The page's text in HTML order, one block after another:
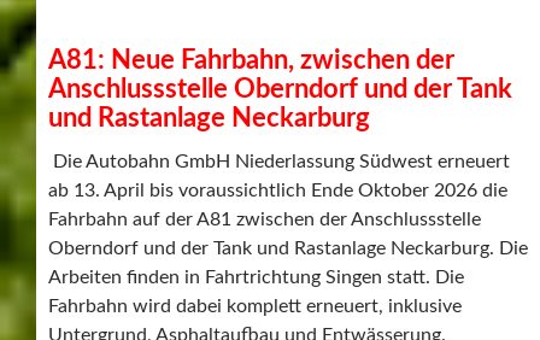
A81: Neue Fahrbahn, zwischen der
Anschlussstelle Oberndorf und der Tank
und Rastanlage Neckarburg
Die Autobahn GmbH Niederlassung Südwest erneuert
ab 13. April bis voraussichtlich Ende Oktober 2026 die
Fahrbahn auf der A81 zwischen der Anschlussstelle
Oberndorf und der Tank und Rastanlage Neckarburg. Die
Arbeiten finden in Fahrtrichtung Singen statt. Die
Fahrbahn wird dabei komplett erneuert, inklusive
Untergrund, Asphaltaufbau und Entwässerung.